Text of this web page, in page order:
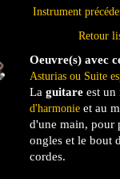
Instrument
Retour
Oeuvre(s) avec
Asturias ou Suite
La guitareest un
d'harmonieet au
d'une main, pour
ongles et le bout
cordes.